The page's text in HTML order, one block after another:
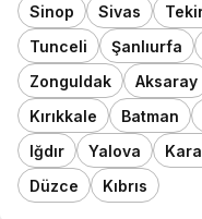
Sinop
Sivas
Tunceli
Şanlıurfa
Zonguldak
Aksaray
Kırıkkale
Batman
Iğdır
Yalova
Düzce
Kıbrıs